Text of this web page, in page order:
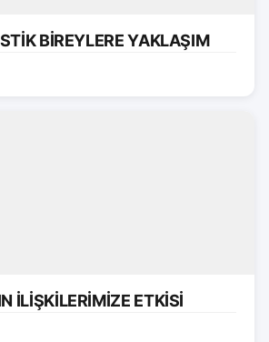
BİREYLERE YAKLAŞIM
İLİŞKİLERİMİZE ETKİSİ